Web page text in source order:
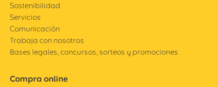
Sostenibilidad
Servicios
Comunicación
Trabaja con nosotros
Bases legales, concursos, sorteos y promociones
Compra online